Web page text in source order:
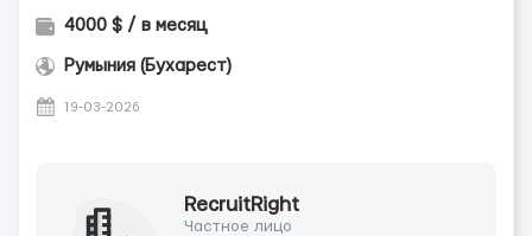
4000 $ / в месяц
Румыния (Бухарест)
19-03-2026
RecruitRight
Частное лицо